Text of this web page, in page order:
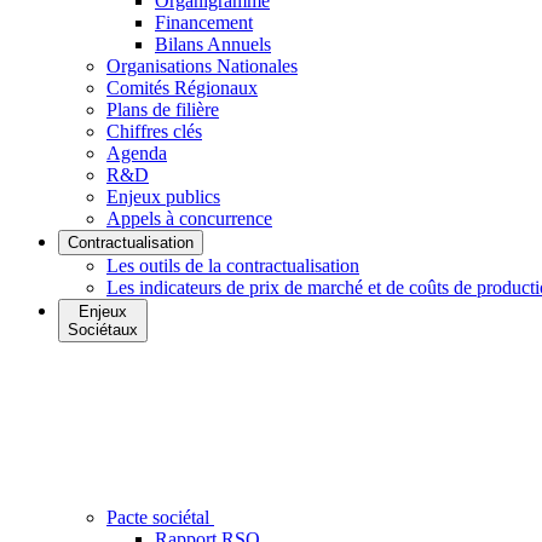
Financement
Bilans Annuels
Organisations Nationales
Comités Régionaux
Plans de filière
Chiffres clés
Agenda
R&D
Enjeux publics
Appels à concurrence
Contractualisation
Les outils de la contractualisation
Les indicateurs de prix de marché et de coûts de
Enjeux
Sociétaux
Pacte sociétal